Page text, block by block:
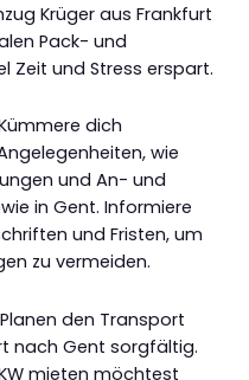
Krüger aus Frankfurt
Pack- und
Zeit und Stress erspart.
dich
wie
und An- und
in Gent. Informiere
und Fristen, um
zu vermeiden.
Planen den Transport
nach Gent sorgfältig.
mieten möchtest